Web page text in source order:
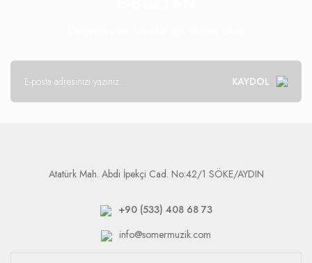
KAYDOL
Atatürk Mah. Abdi İpekçi Cad. No:42/1 SÖKE/AYDIN
+90 (533) 408 68 73
info@somermuzik.com